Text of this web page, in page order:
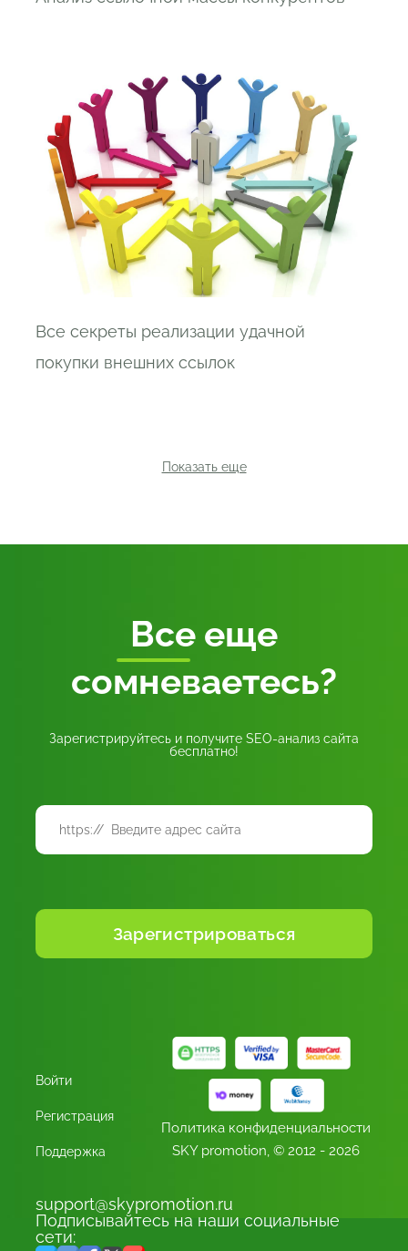
Все секреты реализации удачной
покупки внешних ссылок
Показать еще
Все еще
сомневаетесь?
Зарегистрируйтесь и получите SEO-анализ сайта
бесплатно!
Войти
Регистрация
Поддержка
Политика конфиденциальности
SKY promotion, © 2012 - 2026
support@skypromotion.ru
Подписывайтесь на наши социальные
сети: